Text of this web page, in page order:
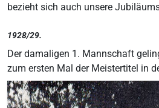
bezieht sich auch unsere
1928/29.
Der damaligen 1. Mannschaft
zum ersten Mal der Meistertitel in